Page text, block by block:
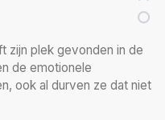
zijn plek gevonden in de
de emotionele
ook al durven ze dat niet